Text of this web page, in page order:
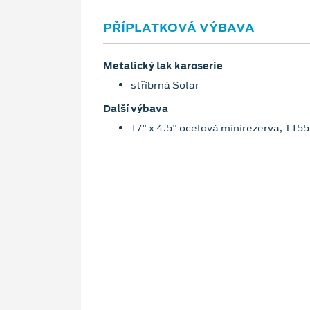
PŘÍPLATKOVÁ VÝBAVA
Metalický lak karoserie
stříbrná Solar
Další výbava
17" x 4.5" ocelová minirezerva,